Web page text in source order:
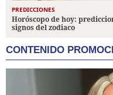
PREDICCIONES
Horóscopo de hoy:
signos del zodiaco
CONTENIDO